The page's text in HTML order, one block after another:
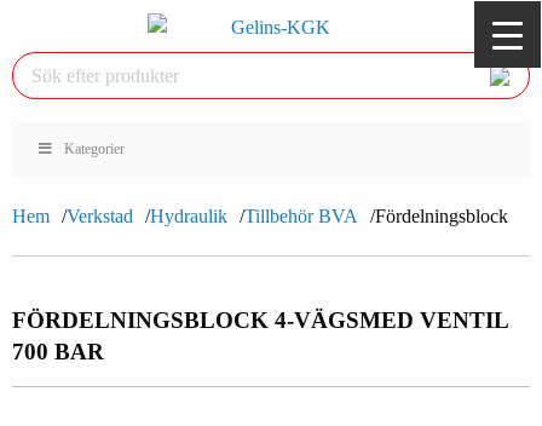
Kategorier
Hem Verkstad Hydraulik Tillbehör BVA Fördelningsblock
FÖRDELNINGSBLOCK 4-VÄGSMED VENTIL
700 BAR